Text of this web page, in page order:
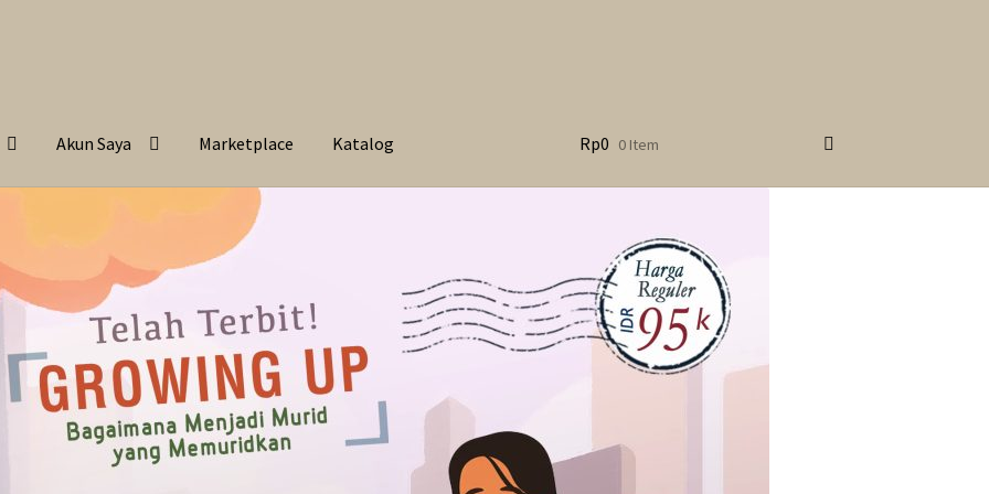
Akun Saya Marketplace Katalog Rp0 0 Item